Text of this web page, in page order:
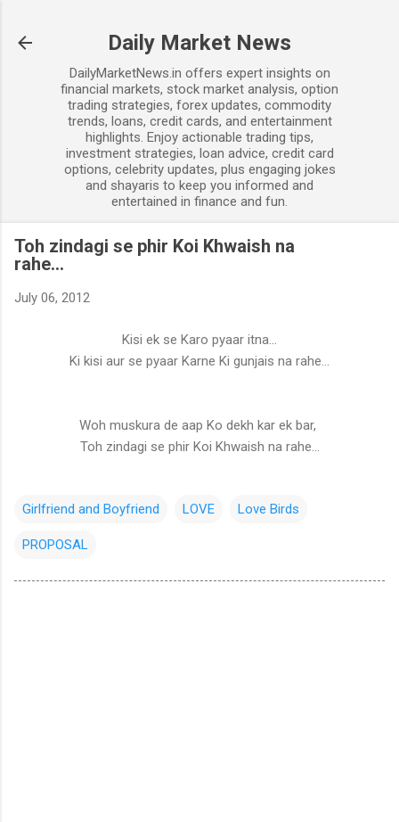
Daily Market News
DailyMarketNews.in offers expert insights on
financial markets, stock market analysis, option
trading strategies, forex updates, commodity
trends, loans, credit cards, and entertainment
highlights. Enjoy actionable trading tips,
investment strategies, loan advice, credit card
options, celebrity updates, plus engaging jokes
and shayaris to keep you informed and
entertained in finance and fun.
Toh zindagi se phir Koi Khwaish na
rahe...
July 06, 2012
Kisi ek se Karo pyaar itna...
Ki kisi aur se pyaar Karne Ki gunjais na rahe...
Woh muskura de aap Ko dekh kar ek bar,
Toh zindagi se phir Koi Khwaish na rahe...
Girlfriend and Boyfriend LOVE Love Birds
PROPOSAL